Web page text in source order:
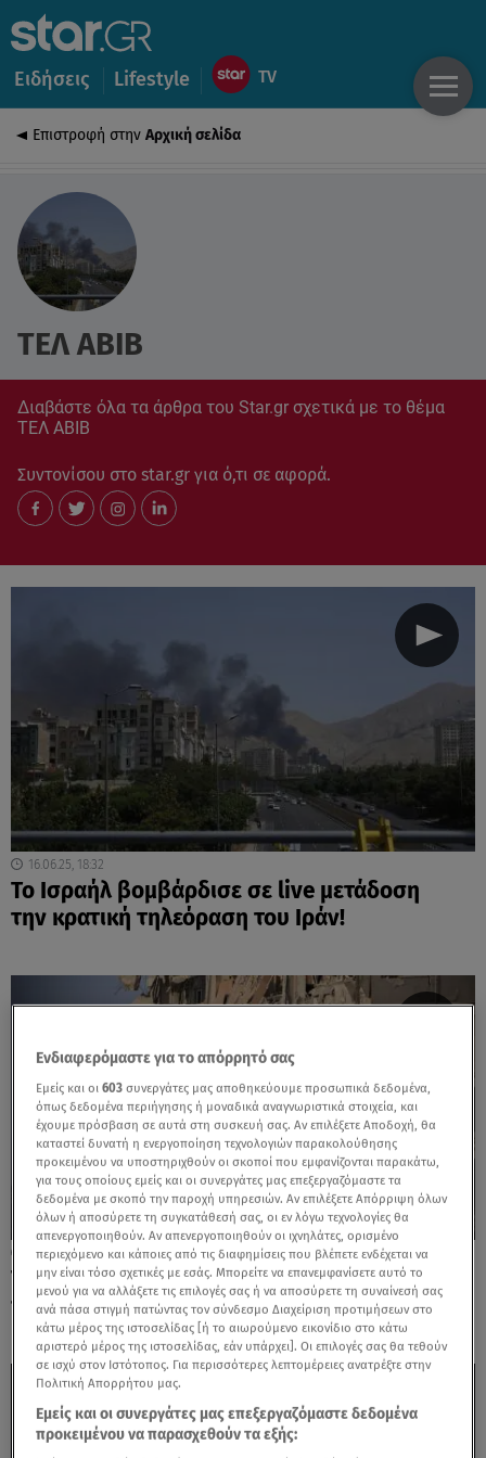
Ειδήσεις Lifestyle
Επιστροφή στην Αρχική σελίδα
ΤΕΛ ΑΒΙΒ
Διαβάστε όλα τα άρθρα του Star.gr σχετικά με το θέμα
ΤΕΛ ΑΒΙΒ
Συντονίσου στο star.gr για ό,τι σε αφορά.
16.06.25, 18:32
To Ισραήλ βομβάρδισε σε live μετάδοση
την κρατική τηλεόραση του Ιράν!
15.06.25, 17:14
Τελ Αβίβ: Εκρήξεις από βαλλιστικούς
πυραύλους του Ιράν
Ενδιαφερόμαστε για το απόρρητό σας
Εμείς και οι603 συνεργάτες μας αποθηκεύουμε προσωπικά δεδομένα,
όπως δεδομένα περιήγησης ή μοναδικά αναγνωριστικά στοιχεία, και
έχουμε πρόσβαση σε αυτά στη συσκευή σας. Αν επιλέξετε Αποδοχή, θα
καταστεί δυνατή η ενεργοποίηση τεχνολογιών παρακολούθησης
προκειμένου να υποστηριχθούν οι σκοποί που εμφανίζονται παρακάτω,
για τους οποίους εμείς και οι συνεργάτες μας επεξεργαζόμαστε τα
δεδομένα με σκοπό την παροχή υπηρεσιών. Αν επιλέξετε Απόρριψη όλων
όλων ή αποσύρετε τη συγκατάθεσή σας, οι εν λόγω τεχνολογίες θα
απενεργοποιηθούν. Αν απενεργοποιηθούν οι ιχνηλάτες, ορισμένο
περιεχόμενο και κάποιες από τις διαφημίσεις που βλέπετε ενδέχεται να
μην είναι τόσο σχετικές με εσάς. Μπορείτε να επανεμφανίσετε αυτό το
μενού για να αλλάξετε τις επιλογές σας ή να αποσύρετε τη συναίνεσή σας
ανά πάσα στιγμή πατώντας τον σύνδεσμο Διαχείριση προτιμήσεων στο
κάτω μέρος της ιστοσελίδας [ή το αιωρούμενο εικονίδιο στο κάτω
αριστερό μέρος της ιστοσελίδας, εάν υπάρχει]. Οι επιλογές σας θα τεθούν
σε ισχύ στον Ιστότοπος. Για περισσότερες λεπτομέρειες ανατρέξτε στην
Πολιτική Απορρήτου μας.
Εμείς και οι συνεργάτες μας επεξεργαζόμαστε δεδομένα
προκειμένου να παρασχεθούν τα εξής: